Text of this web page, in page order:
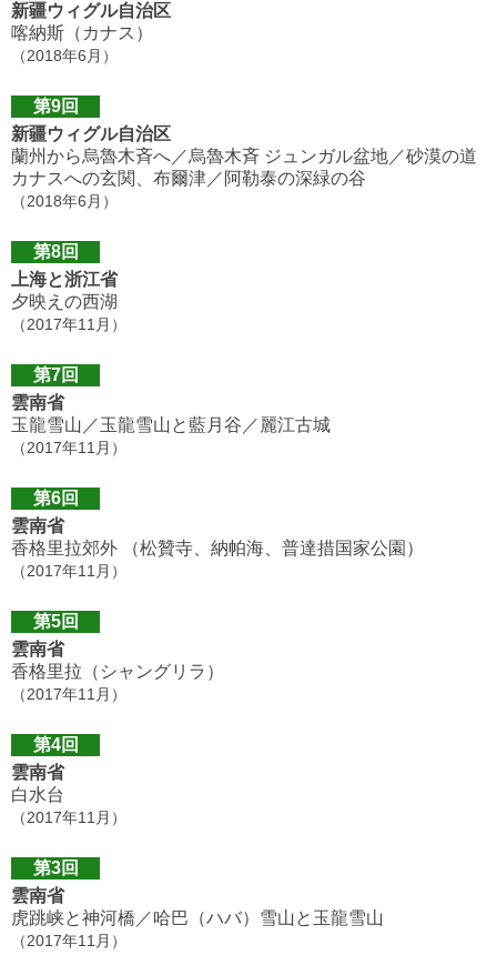
新疆ウィグル自治区
喀納斯（カナス）
（2018年6月）
第9回
新疆ウィグル自治区
蘭州から烏魯木斉へ／烏魯木斉 ジュンガル盆地／砂漠の道
カナスへの玄関、布爾津／阿勒泰の深緑の谷
（2018年6月）
第8回
上海と浙江省
夕映えの西湖
（2017年11月）
第7回
雲南省
玉龍雪山／玉龍雪山と藍月谷／麗江古城
（2017年11月）
第6回
雲南省
香格里拉郊外 （松贊寺、納帕海、普達措国家公園）
（2017年11月）
第5回
雲南省
香格里拉（シャングリラ）
（2017年11月）
第4回
雲南省
白水台
（2017年11月）
第3回
雲南省
虎跳峡と神河橋／哈巴（ハバ）雪山と玉龍雪山
（2017年11月）